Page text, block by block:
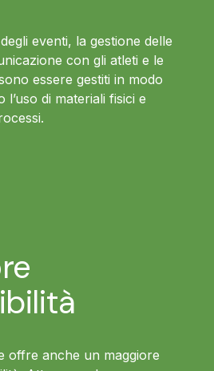
eventi, la gestione delle
con gli atleti e le
essere gestiti in modo
l’uso di materiali fisici e
offre anche un maggiore